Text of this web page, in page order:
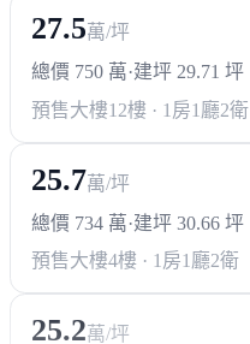
27.5萬/坪
總價 750 萬·建坪 29.71 坪
預售大樓12樓 · 1房1廳2衛
25.7萬/坪
總價 734 萬·建坪 30.66 坪
預售大樓4樓 · 1房1廳2衛
25.2萬/坪